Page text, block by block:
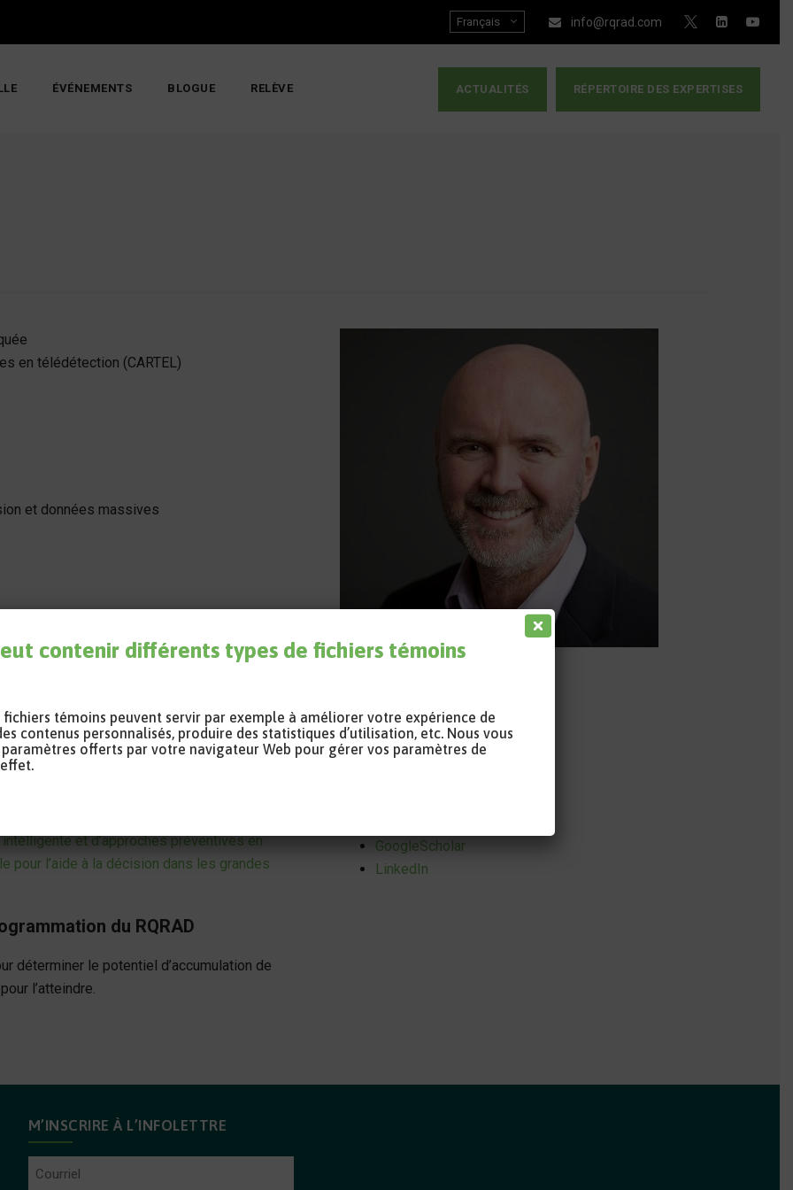
Français info@rqrad.com
ÉVÉNEMENTS BLOGUE RÉPERTOIRE DES EXPERTISES
ACTUALITÉS
RELÈVE
en télédétection (CARTEL)
et données massives
en partenariat - agriculture
– secteur Nature et technologies
et d’approches préventives en
pour l’aide à la décision dans les grandes
du RQRAD
déterminer le potentiel d’accumulation de
l’atteindre.
Courriel
Profil professionnel
GoogleScholar
LinkedIn
M’INSCRIRE À L’INFOLETTRE
Courriel
contenir différents types de fichiers témoins
témoins peuvent servir par exemple à améliorer votre expérience de
contenus personnalisés, produire des statistiques d’utilisation, etc. Nous vous
offerts par votre navigateur Web pour gérer vos paramètres de